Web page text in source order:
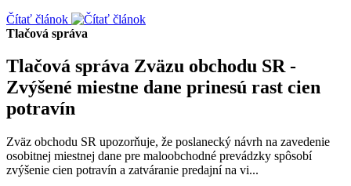
Čítať článok
Tlačová správa
Tlačová správa Zväzu obchodu SR -
Zvýšené miestne dane prinesú rast cien
potravín
Zväz obchodu SR upozorňuje, že poslanecký návrh na zavedenie
osobitnej miestnej dane pre maloobchodné prevádzky spôsobí
zvýšenie cien potravín a zatváranie predajní na vi...